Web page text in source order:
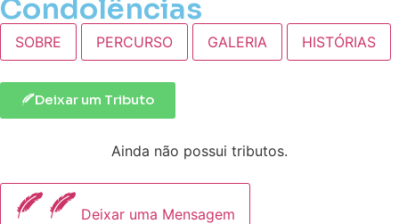
Condolências
SOBRE PERCURSO GALERIA HISTÓRIAS
Deixar um Tributo
Ainda não possui tributos.
Deixar uma Mensagem